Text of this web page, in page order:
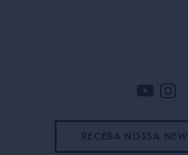
RECEBA NOSSA